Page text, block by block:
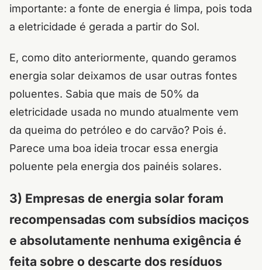
importante: a fonte de energia é limpa, pois toda
a eletricidade é gerada a partir do Sol.
E, como dito anteriormente, quando geramos
energia solar deixamos de usar outras fontes
poluentes. Sabia que mais de 50% da
eletricidade usada no mundo atualmente vem
da queima do petróleo e do carvão? Pois é.
Parece uma boa ideia trocar essa energia
poluente pela energia dos painéis solares.
3) Empresas de energia solar foram
recompensadas com subsídios maciços
e absolutamente nenhuma exigência é
feita sobre o descarte dos resíduos